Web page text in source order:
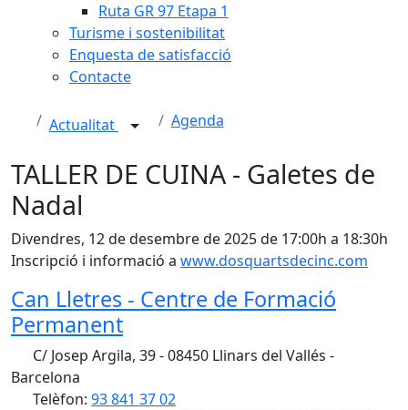
Ruta GR 97 Etapa 1
Turisme i sostenibilitat
Enquesta de satisfacció
Contacte
Actualitat Agenda
TALLER DE CUINA - Galetes de
Nadal
Divendres, 12 de desembre de 2025 de 17:00h a 18:30h
Inscripció i informació a www.dosquartsdecinc.com
Can Lletres - Centre de Formació
Permanent
C/ Josep Argila, 39 - 08450 Llinars del Vallés -
Barcelona
Telèfon: 93 841 37 02